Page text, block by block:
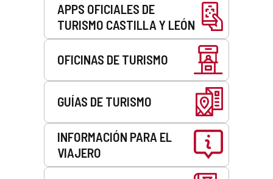
APPS OFICIALES DE
TURISMO CASTILLA Y LEÓN
OFICINAS DE TURISMO
GUÍAS DE TURISMO
INFORMACIÓN PARA EL
VIAJERO